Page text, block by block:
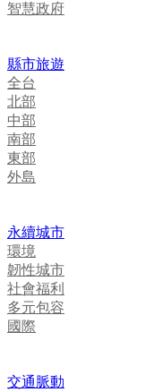
智慧政府
縣市旅遊
全台
北部
中部
南部
東部
外島
永續城市
環境
韌性城市
社會福利
多元包容
國際
交通脈動